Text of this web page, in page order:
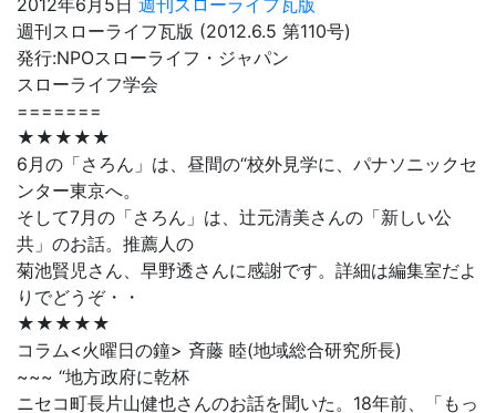
2012年6月5日 週刊スローライフ瓦版
週刊スローライフ瓦版 (2012.6.5 第110号)
発行:NPOスローライフ・ジャパン
スローライフ学会
=======
★★★★★
6月の「さろん」は、昼間の“校外見学に、パナソニックセ
ンター東京へ。
そして7月の「さろん」は、辻元清美さんの「新しい公
共」のお話。推薦人の
菊池賢児さん、早野透さんに感謝です。詳細は編集室だよ
りでどうぞ・・
★★★★★
コラム<火曜日の鐘> 斉藤 睦(地域総合研究所長)
~~~ “地方政府に乾杯
ニセコ町長片山健也さんのお話を聞いた。18年前、「もっ